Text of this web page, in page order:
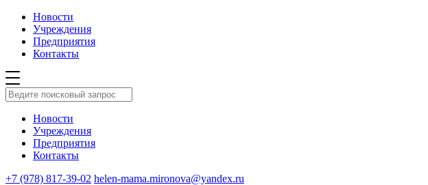
Новости
Учреждения
Предприятия
Контакты
Новости
Учреждения
Предприятия
Контакты
+7 (978) 817-39-02 helen-mama.mironova@yandex.ru